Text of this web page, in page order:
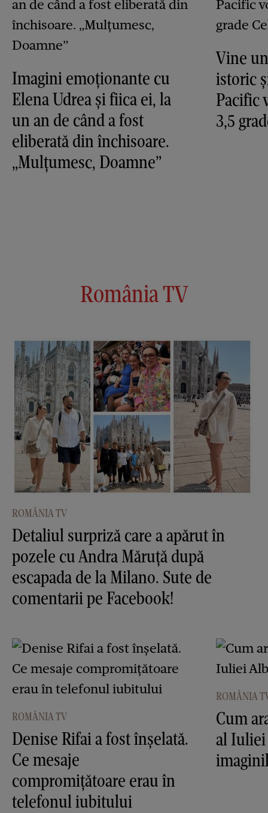
Imagini emoționante cu
Elena Udrea și fiica ei, la
un an de când a fost
eliberată din închisoare.
„Mulțumesc, Doamne”
Vine
istoric
Pacific
3,5
România TV
ROMÂNIA TV
Detaliul surpriză care a apărut în
pozele cu Andra Măruţă după
escapada de la Milano. Sute de
comentarii pe Facebook!
ROMÂNIA TV
Denise Rifai a fost înşelată.
Ce mesaje
compromiţătoare erau în
telefonul iubitului
ROMÂNIA
Cum
al Iuliei